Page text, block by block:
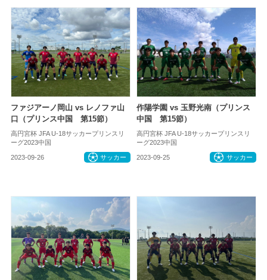
ファジアーノ岡山 vs レノファ山
口（プリンス中国 第15節）
高円宮杯 JFA U-18サッカープリンスリ
ーグ2023中国
2023-09-26 サッカー
作陽学園 vs 玉野光南（プリンス
中国 第15節）
高円宮杯 JFA U-18サッカープリンスリ
ーグ2023中国
2023-09-25 サッカー